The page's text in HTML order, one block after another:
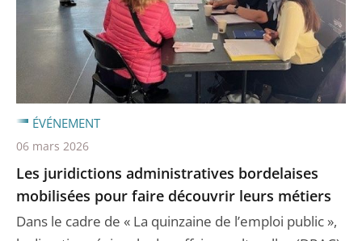
Les juridictions administratives bordelaises
mobilisées pour faire découvrir leurs métiers
Dans le cadre de « La quinzaine de l’emploi public »,
ÉVÉNEMENT
06 mars 2026